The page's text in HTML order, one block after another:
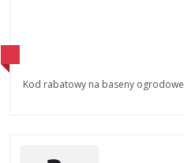
Kod rabatowy na baseny ogrodowe